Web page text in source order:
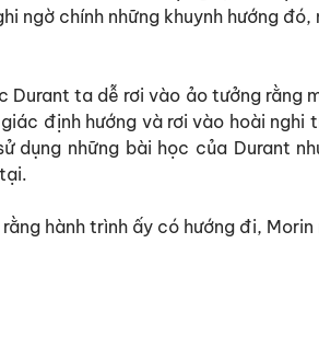
ngờ chính những khuynh hướng
Durant ta dễ rơi vào ảo tưởng rằng
định hướng và rơi vào hoài
dụng những bài học của Durant
hành trình ấy có hướng đi,